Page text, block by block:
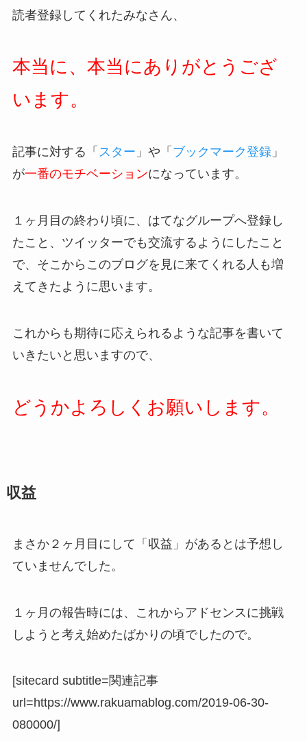
読者登録してくれたみなさん、
本当に、本当にありがとうござ
います。
記事に対する「 スター 」や「 ブックマーク登録」
が一番のモチベーションになっています。
１ヶ月目の終わり頃に、はてなグループへ登録し
たこと、ツイッターでも交流するようにしたこと
で、そこからこのブログを見に来てくれる人も増
えてきたように思います。
これからも期待に応えられるような記事を書いて
いきたいと思いますので、
どうかよろしくお願いします。
収益
まさか２ヶ月目にして「収益」があるとは予想し
ていませんでした。
１ヶ月の報告時には、これからアドセンスに挑戦
しようと考え始めたばかりの頃でしたので。
[sitecard subtitle=関連記事
url=https://www.rakuamablog.com/2019-06-30-
080000/]